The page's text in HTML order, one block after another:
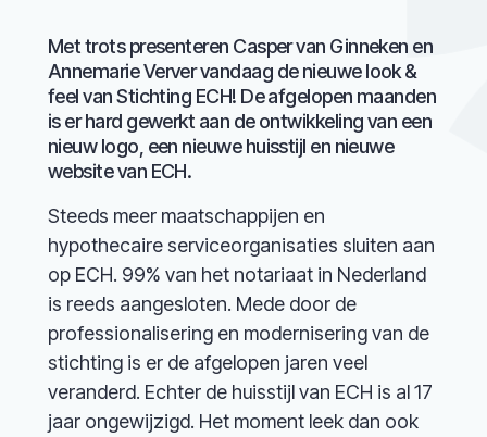
Met trots presenteren Casper van Ginneken en
Annemarie Verver vandaag de nieuwe look &
feel van Stichting ECH! De afgelopen maanden
is er hard gewerkt aan de ontwikkeling van een
nieuw logo, een nieuwe huisstijl en nieuwe
website van ECH.
Steeds meer maatschappijen en
hypothecaire serviceorganisaties sluiten aan
op ECH. 99% van het notariaat in Nederland
is reeds aangesloten. Mede door de
professionalisering en modernisering van de
stichting is er de afgelopen jaren veel
veranderd. Echter de huisstijl van ECH is al 17
jaar ongewijzigd. Het moment leek dan ook